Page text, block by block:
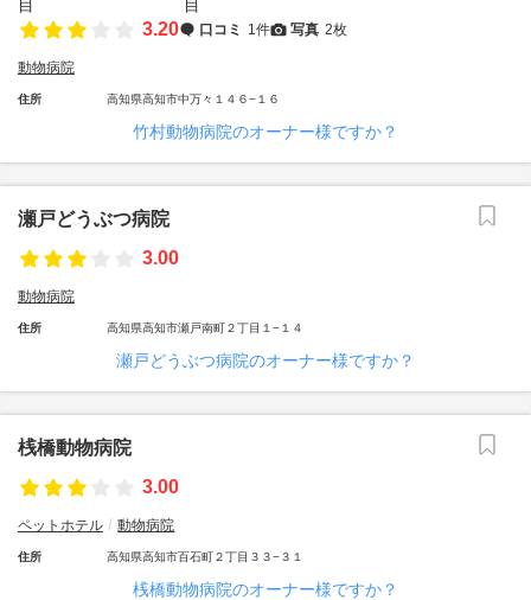
3.20 口コミ 1件 写真 2枚
動物病院
住所 高知県高知市中万々１４６−１６
竹村動物病院のオーナー様ですか？
瀬戸どうぶつ病院
3.00
動物病院
住所 高知県高知市瀬戸南町２丁目１−１４
瀬戸どうぶつ病院のオーナー様ですか？
桟橋動物病院
3.00
ペットホテル 動物病院
住所 高知県高知市百石町２丁目３３−３１
桟橋動物病院のオーナー様ですか？